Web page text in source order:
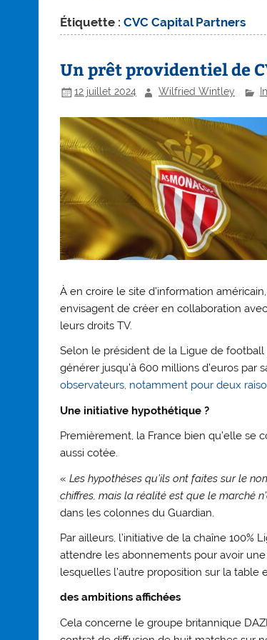
Étiquette :CVC Capital Partners
Un prêt providentiel de
12 juillet 2024 Wilfried Wintley
À en croire le site d’information
envisagent de créer en collaboration
leurs droits TV.
Selon le président de la Ligue de
générer jusqu’à 600 millions d’euros par
observateurs, notamment pour deux
Une initiative hypothétique ?
Premièrement, la France bien qu’elle se
aussi cotée.
«Les hypothèses qu’ils ont faites sur le
chiffres, mais la réalité est que le marché
dans les colonnes du Guardian.
Par ailleurs, l’initiative de la chaîne 100%
attendre les abonnements pour avoir une
lesquelles l’autre proposition sur la table
des ambitions affichées
Cela concerne le groupe britannique